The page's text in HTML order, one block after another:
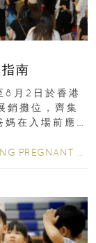
南
8月2日於香港
銷攤位，齊集
媽在入場前應
PREGNANT